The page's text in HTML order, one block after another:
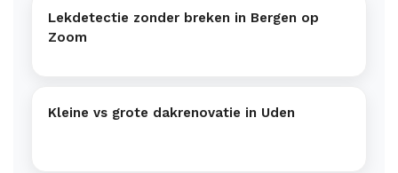
Lekdetectie zonder breken in Bergen op
Zoom
Kleine vs grote dakrenovatie in Uden